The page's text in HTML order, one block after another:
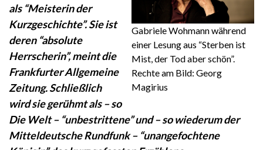
Gabriele Wohmann während
einer Lesung aus “Sterben ist
Mist, der Tod aber schön”.
Rechte am Bild: Georg
Magirius
als “Meisterin der
Kurzgeschichte”. Sie ist
deren “absolute
Herrscherin”, meint die
Frankfurter Allgemeine
Zeitung. Schließlich
wird sie gerühmt als – so
Die Welt – “unbestrittene” und – so wiederum der
Mitteldeutsche Rundfunk – “unangefochtene